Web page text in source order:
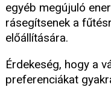
egyéb megújuló
rásegítsenek a
előállítására.
Érdekeség, hogy a
preferenciákat